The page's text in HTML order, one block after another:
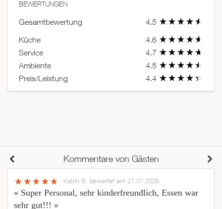
BEWERTUNGEN
Gesamtbewertung
4.5
Küche
4.6
Service
4.7
Ambiente
4.5
Preis/Leistung
4.4
Kommentare von Gästen
Katrin B. bewertet am 21.07.2026
« Super Personal, sehr kinderfreundlich, Essen war
sehr gut!!! »